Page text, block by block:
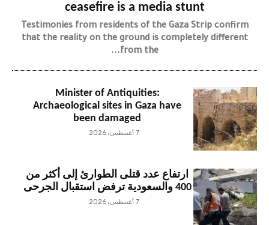
ceasefire is a media stunt
Testimonies from residents of the Gaza Strip confirm
that the reality on the ground is completely different
from the...
Minister of Antiquities:
Archaeological sites in Gaza have
been damaged
7 أغسطس، 2026
ارتفاع عدد قتلى الطوارئ إلى أكثر من
400 والسعودية ترفض استقبال الجرحى
7 أغسطس، 2026